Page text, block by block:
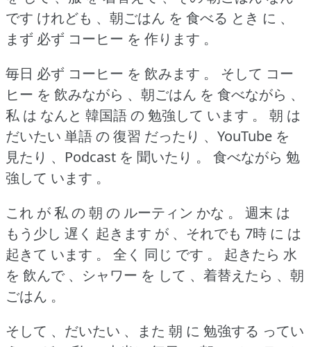
です けれども 、朝ごはん を 食べる とき に 、
まず 必ず コーヒー を 作ります 。
毎日 必ず コーヒー を 飲みます 。
そして コー
ヒー を 飲みながら 、朝ごはん を 食べながら 、
私 は なんと 韓国語 の 勉強して います 。
朝 は
だいたい 単語 の 復習 だったり 、YouTube を
見たり 、Podcast を 聞いたり 。
食べながら 勉
強して います 。
これ が 私 の 朝 の ルーティン かな 。
週末 は
もう少し 遅く 起きます が 、それでも 7時 に は
起きて います 。
全く 同じ です 。
起きたら 水
を 飲んで 、シャワー を して 、着替えたら 、朝
ごはん 。
そして 、だいたい 、また 朝 に 勉強する ってい